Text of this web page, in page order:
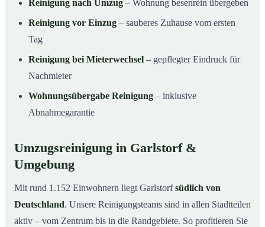
Reinigung nach Umzug – Wohnung besenrein übergeben
Reinigung vor Einzug – sauberes Zuhause vom ersten
Tag
Reinigung bei Mieterwechsel – gepflegter Eindruck für
Nachmieter
Wohnungsübergabe Reinigung – inklusive
Abnahmegarantie
Umzugsreinigung in Garlstorf &
Umgebung
Mit rund 1.152 Einwohnern liegt Garlstorfsüdlich von
Deutschland. Unsere Reinigungsteams sind in allen Stadtteilen
aktiv – vom Zentrum bis in die Randgebiete. So profitieren Sie